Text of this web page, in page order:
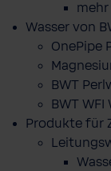
mehr
Wasser von
OnePipe
BWT
BWT
Produkte für